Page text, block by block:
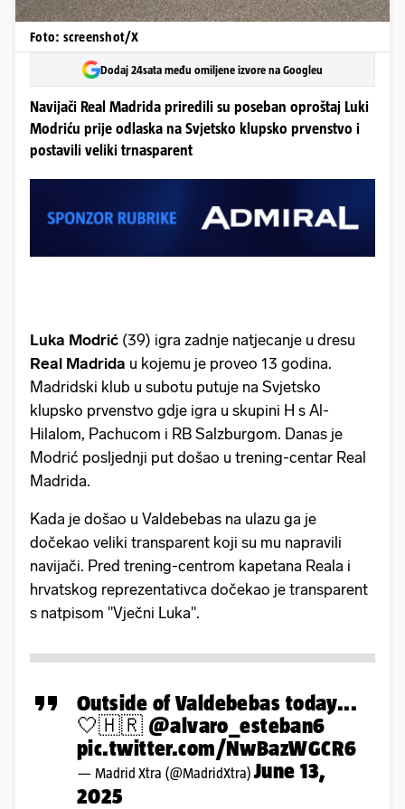
Foto: screenshot/X
Dodaj 24sata među omiljene izvore na Googleu
Navijači Real Madrida priredili su poseban oproštaj Luki
Modriću prije odlaska na Svjetsko klupsko prvenstvo i
postavili veliki trnasparent
Luka Modrić (39) igra zadnje natjecanje u dresu
Real Madrida u kojemu je proveo 13 godina.
Madridski klub u subotu putuje na Svjetsko
klupsko prvenstvo gdje igra u skupini H s Al-
Hilalom, Pachucom i RB Salzburgom. Danas je
Modrić posljednji put došao u trening-centar Real
Madrida.
Kada je došao u Valdebebas na ulazu ga je
dočekao veliki transparent koji su mu napravili
navijači. Pred trening-centrom kapetana Reala i
hrvatskog reprezentativca dočekao je transparent
s natpisom "Vječni Luka".
Outside of Valdebebas today...
🤍🇭🇷 @alvaro_esteban6
pic.twitter.com/NwBazWGCR6
— Madrid Xtra (@MadridXtra) June 13,
2025